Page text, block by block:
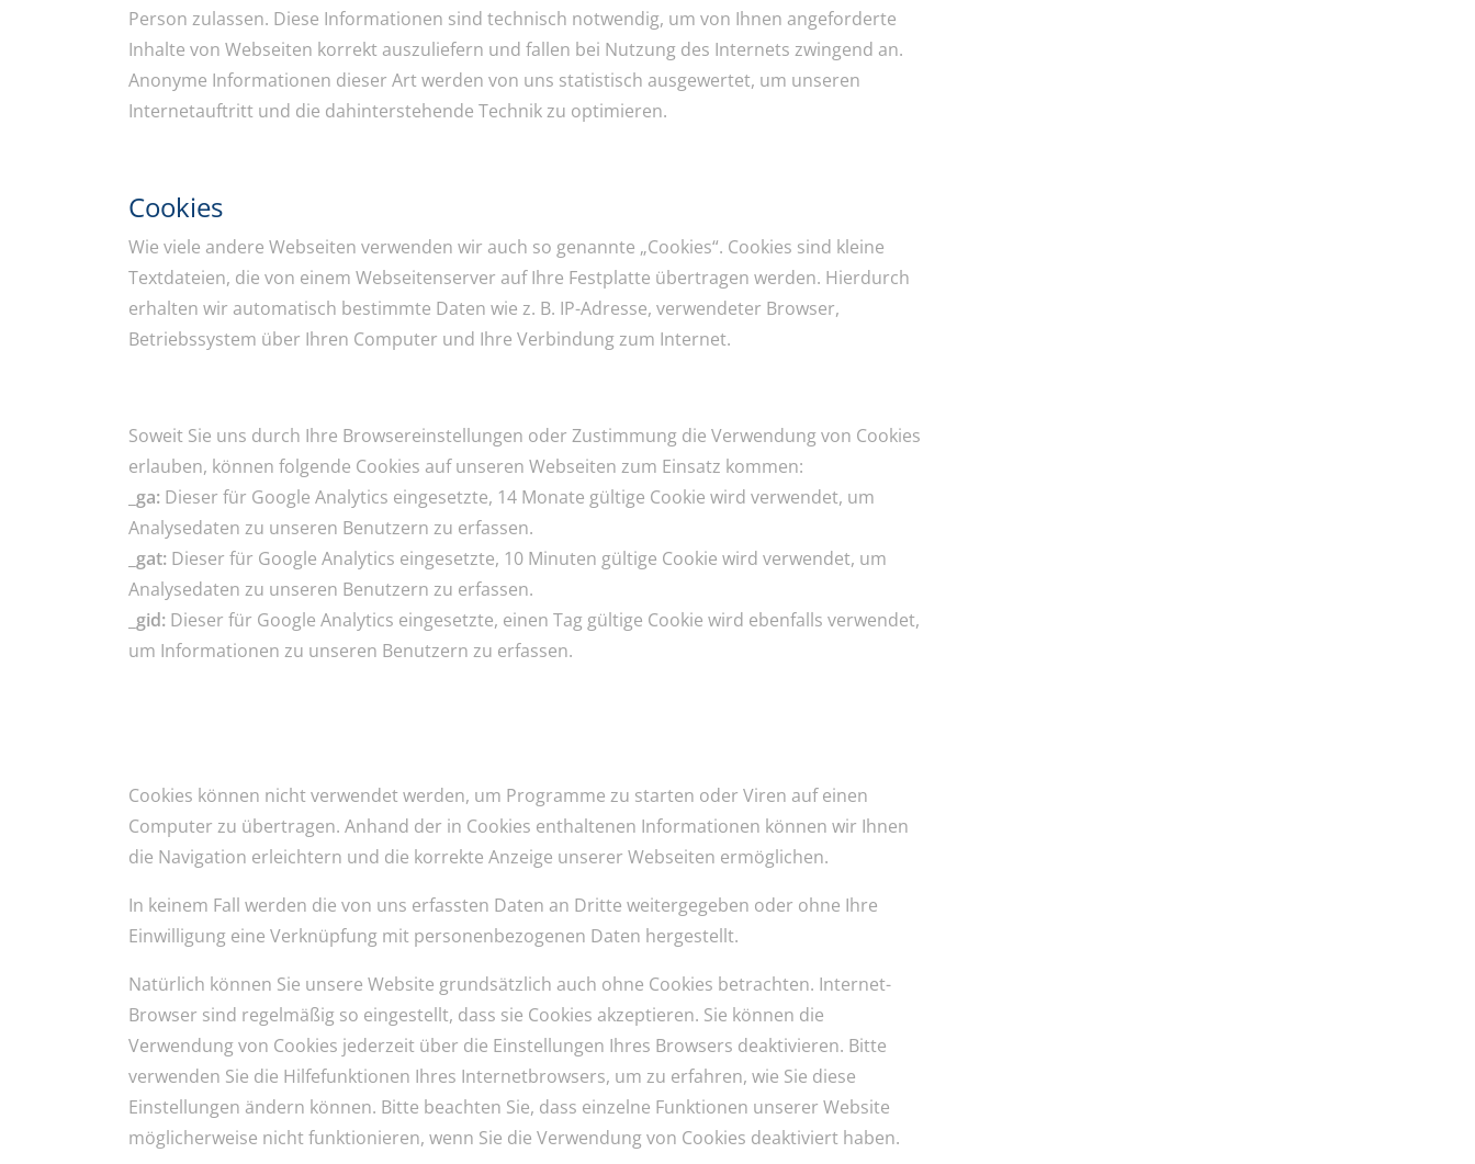
Person zulassen. Diese Informationen sind technisch notwendig, um von Ihnen angeforderte
Inhalte von Webseiten korrekt auszuliefern und fallen bei Nutzung des Internets zwingend an.
Anonyme Informationen dieser Art werden von uns statistisch ausgewertet, um unseren
Internetauftritt und die dahinterstehende Technik zu optimieren.
Cookies
Wie viele andere Webseiten verwenden wir auch so genannte „Cookies“. Cookies sind kleine
Textdateien, die von einem Webseitenserver auf Ihre Festplatte übertragen werden. Hierdurch
erhalten wir automatisch bestimmte Daten wie z. B. IP-Adresse, verwendeter Browser,
Betriebssystem über Ihren Computer und Ihre Verbindung zum Internet.
Soweit Sie uns durch Ihre Browsereinstellungen oder Zustimmung die Verwendung von Cookies
erlauben, können folgende Cookies auf unseren Webseiten zum Einsatz kommen:
_ga: Dieser für Google Analytics eingesetzte, 14 Monate gültige Cookie wird verwendet, um
Analysedaten zu unseren Benutzern zu erfassen.
_gat: Dieser für Google Analytics eingesetzte, 10 Minuten gültige Cookie wird verwendet, um
Analysedaten zu unseren Benutzern zu erfassen.
_gid: Dieser für Google Analytics eingesetzte, einen Tag gültige Cookie wird ebenfalls verwendet,
um Informationen zu unseren Benutzern zu erfassen.
Cookies können nicht verwendet werden, um Programme zu starten oder Viren auf einen
Computer zu übertragen. Anhand der in Cookies enthaltenen Informationen können wir Ihnen
die Navigation erleichtern und die korrekte Anzeige unserer Webseiten ermöglichen.
In keinem Fall werden die von uns erfassten Daten an Dritte weitergegeben oder ohne Ihre
Einwilligung eine Verknüpfung mit personenbezogenen Daten hergestellt.
Natürlich können Sie unsere Website grundsätzlich auch ohne Cookies betrachten. Internet-
Browser sind regelmäßig so eingestellt, dass sie Cookies akzeptieren. Sie können die
Verwendung von Cookies jederzeit über die Einstellungen Ihres Browsers deaktivieren. Bitte
verwenden Sie die Hilfefunktionen Ihres Internetbrowsers, um zu erfahren, wie Sie diese
Einstellungen ändern können. Bitte beachten Sie, dass einzelne Funktionen unserer Website
möglicherweise nicht funktionieren, wenn Sie die Verwendung von Cookies deaktiviert haben.